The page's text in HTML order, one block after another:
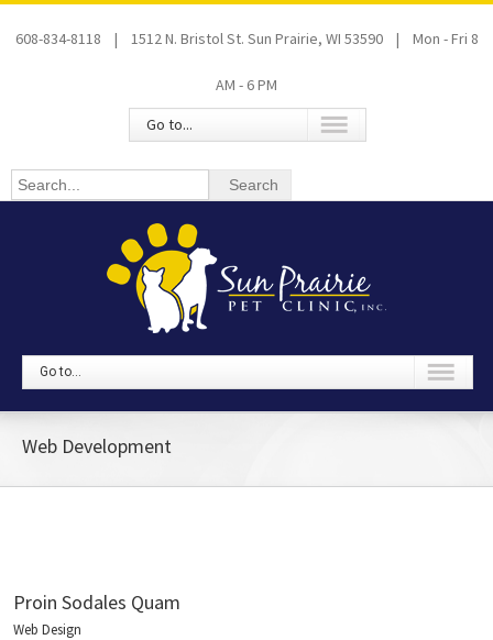
608-834-8118 | 1512 N. Bristol St. Sun Prairie, WI 53590 | Mon - Fri 8
AM - 6 PM
Go to...
Go to...
Web Development
Proin Sodales Quam
Web Design